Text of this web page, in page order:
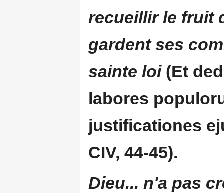
recueillir le fruit
gardent ses
sainte loi(Et
labores
justificationes
CIV, 44-45).
Dieu... n'a pas